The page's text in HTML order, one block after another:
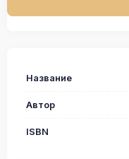
Название
Автор
ISBN